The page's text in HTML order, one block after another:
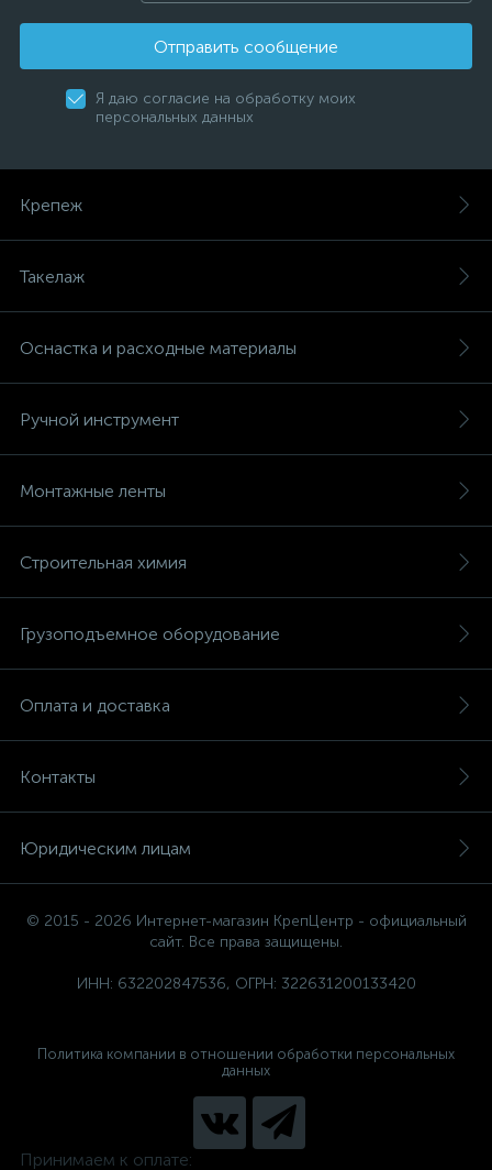
Отправить сообщение
Я даю согласие на обработку моих
персональных данных
Крепеж
Такелаж
Оснастка и расходные материалы
Ручной инструмент
Монтажные ленты
Строительная химия
Грузоподъемное оборудование
Оплата и доставка
Контакты
Юридическим лицам
© 2015 - 2026 Интернет-магазин КрепЦентр - официальный
сайт. Все права защищены.
ИНН: 632202847536, ОГРН: 322631200133420
Политика компании в отношении обработки персональных
данных
Принимаем к оплате: